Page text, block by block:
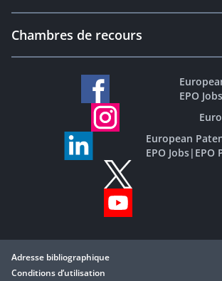
Chambres de recours
EPO Jobs
European
EPO Jobs| EPO
Adresse bibliographique
Conditions d’utilisation